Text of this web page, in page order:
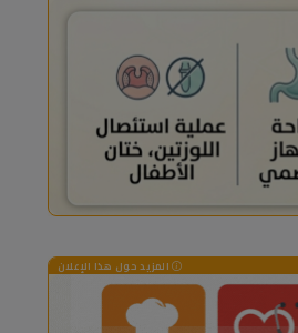
المزيد حول هذا الإعلان